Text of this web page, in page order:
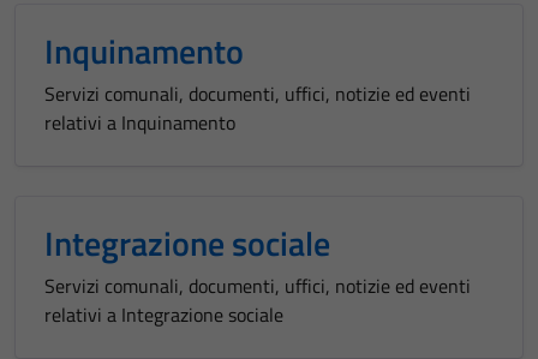
Inquinamento
Servizi comunali, documenti, uffici, notizie ed eventi
relativi a Inquinamento
Integrazione sociale
Servizi comunali, documenti, uffici, notizie ed eventi
relativi a Integrazione sociale